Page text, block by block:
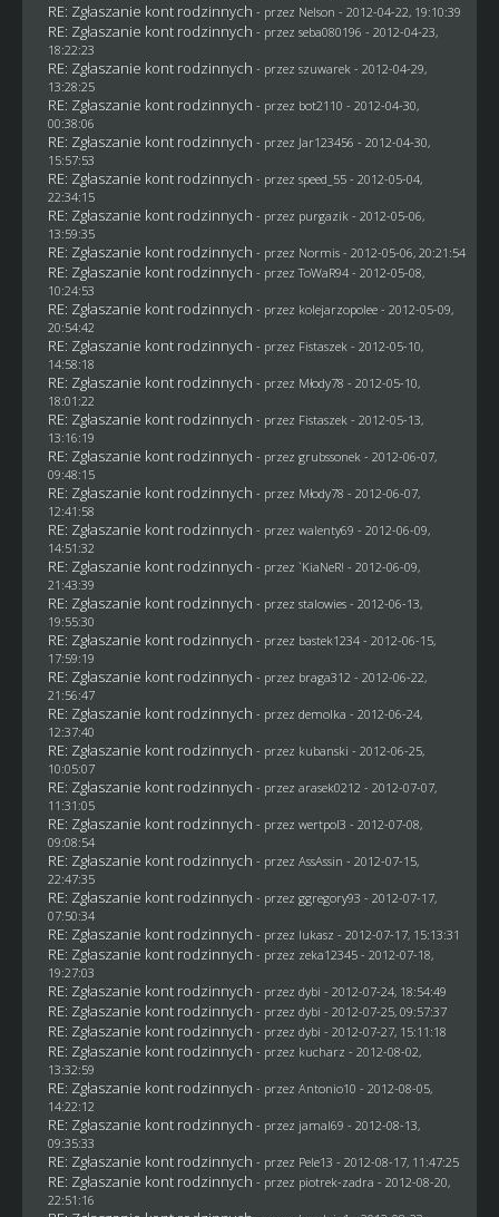
RE: Zgłaszanie kont rodzinnych - przez Nelson - 2012-04-22, 19:10:39
RE: Zgłaszanie kont rodzinnych - przez seba080196 - 2012-04-23,
18:22:23
RE: Zgłaszanie kont rodzinnych - przez szuwarek- 2012-04-29,
13:28:25
RE: Zgłaszanie kont rodzinnych - przez bot2110 - 2012-04-30,
00:38:06
RE: Zgłaszanie kont rodzinnych - przez Jar123456 - 2012-04-30,
15:57:53
RE: Zgłaszanie kont rodzinnych - przez speed_55 - 2012-05-04,
22:34:15
RE: Zgłaszanie kont rodzinnych - przez purgazik- 2012-05-06,
13:59:35
RE: Zgłaszanie kont rodzinnych - przez Normis- 2012-05-06, 20:21:54
RE: Zgłaszanie kont rodzinnych - przezToWaR94- 2012-05-08,
10:24:53
RE: Zgłaszanie kont rodzinnych - przez kolejarzopolee- 2012-05-09,
20:54:42
RE: Zgłaszanie kont rodzinnych - przez Fistaszek- 2012-05-10,
14:58:18
RE: Zgłaszanie kont rodzinnych - przez Młody78 - 2012-05-10,
18:01:22
RE: Zgłaszanie kont rodzinnych - przez Fistaszek- 2012-05-13,
13:16:19
RE: Zgłaszanie kont rodzinnych - przez grubssonek- 2012-06-07,
09:48:15
RE: Zgłaszanie kont rodzinnych - przez Młody78 - 2012-06-07,
12:41:58
RE: Zgłaszanie kont rodzinnych - przez walenty69 - 2012-06-09,
14:51:32
RE: Zgłaszanie kont rodzinnych - przez `KiaNeR! - 2012-06-09,
21:43:39
RE: Zgłaszanie kont rodzinnych - przez stalowies- 2012-06-13,
19:55:30
RE: Zgłaszanie kont rodzinnych - przez bastek1234- 2012-06-15,
17:59:19
RE: Zgłaszanie kont rodzinnych - przez braga312 - 2012-06-22,
21:56:47
RE: Zgłaszanie kont rodzinnych - przez demolka - 2012-06-24,
12:37:40
RE: Zgłaszanie kont rodzinnych - przez kubanski - 2012-06-25,
10:05:07
RE: Zgłaszanie kont rodzinnych - przez arasek0212 - 2012-07-07,
11:31:05
RE: Zgłaszanie kont rodzinnych - przez wertpol3 - 2012-07-08,
09:08:54
RE: Zgłaszanie kont rodzinnych - przez AssAssin - 2012-07-15,
22:47:35
RE: Zgłaszanie kont rodzinnych - przez ggregory93 - 2012-07-17,
07:50:34
RE: Zgłaszanie kont rodzinnych - przez lukasz - 2012-07-17, 15:13:31
RE: Zgłaszanie kont rodzinnych - przez zeka12345- 2012-07-18,
19:27:03
RE: Zgłaszanie kont rodzinnych - przez dybi - 2012-07-24, 18:54:49
RE: Zgłaszanie kont rodzinnych - przez dybi - 2012-07-25, 09:57:37
RE: Zgłaszanie kont rodzinnych - przez dybi - 2012-07-27, 15:11:18
RE: Zgłaszanie kont rodzinnych - przez kucharz - 2012-08-02,
13:32:59
RE: Zgłaszanie kont rodzinnych - przez Antonio10 - 2012-08-05,
14:22:12
RE: Zgłaszanie kont rodzinnych - przez jamal69 - 2012-08-13,
09:35:33
RE: Zgłaszanie kont rodzinnych - przez Pele13 - 2012-08-17, 11:47:25
RE: Zgłaszanie kont rodzinnych - przez piotrek-zadra - 2012-08-20,
22:51:16